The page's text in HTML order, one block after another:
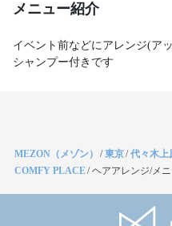
メニュー紹介
イベント前などにアレンジ(ア
シャンプー付きです
MEZON（メゾン） /東京/代々木上
COMFY PLACE/ヘアアレンジ/メ